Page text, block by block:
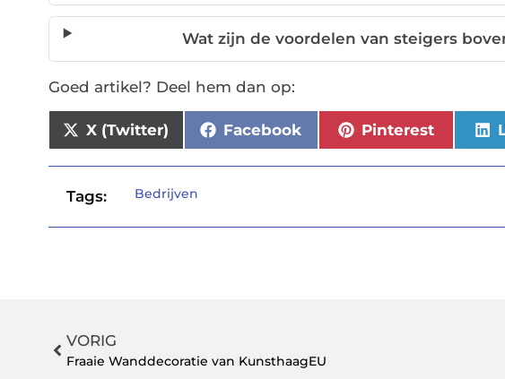
Wat zijn de voordelen van steigers
Goed artikel? Deel hem dan op:
X (Twitter) Facebook Pinterest
Tags: Bedrijven
VORIG
Fraaie Wanddecoratie van KunsthaagEU